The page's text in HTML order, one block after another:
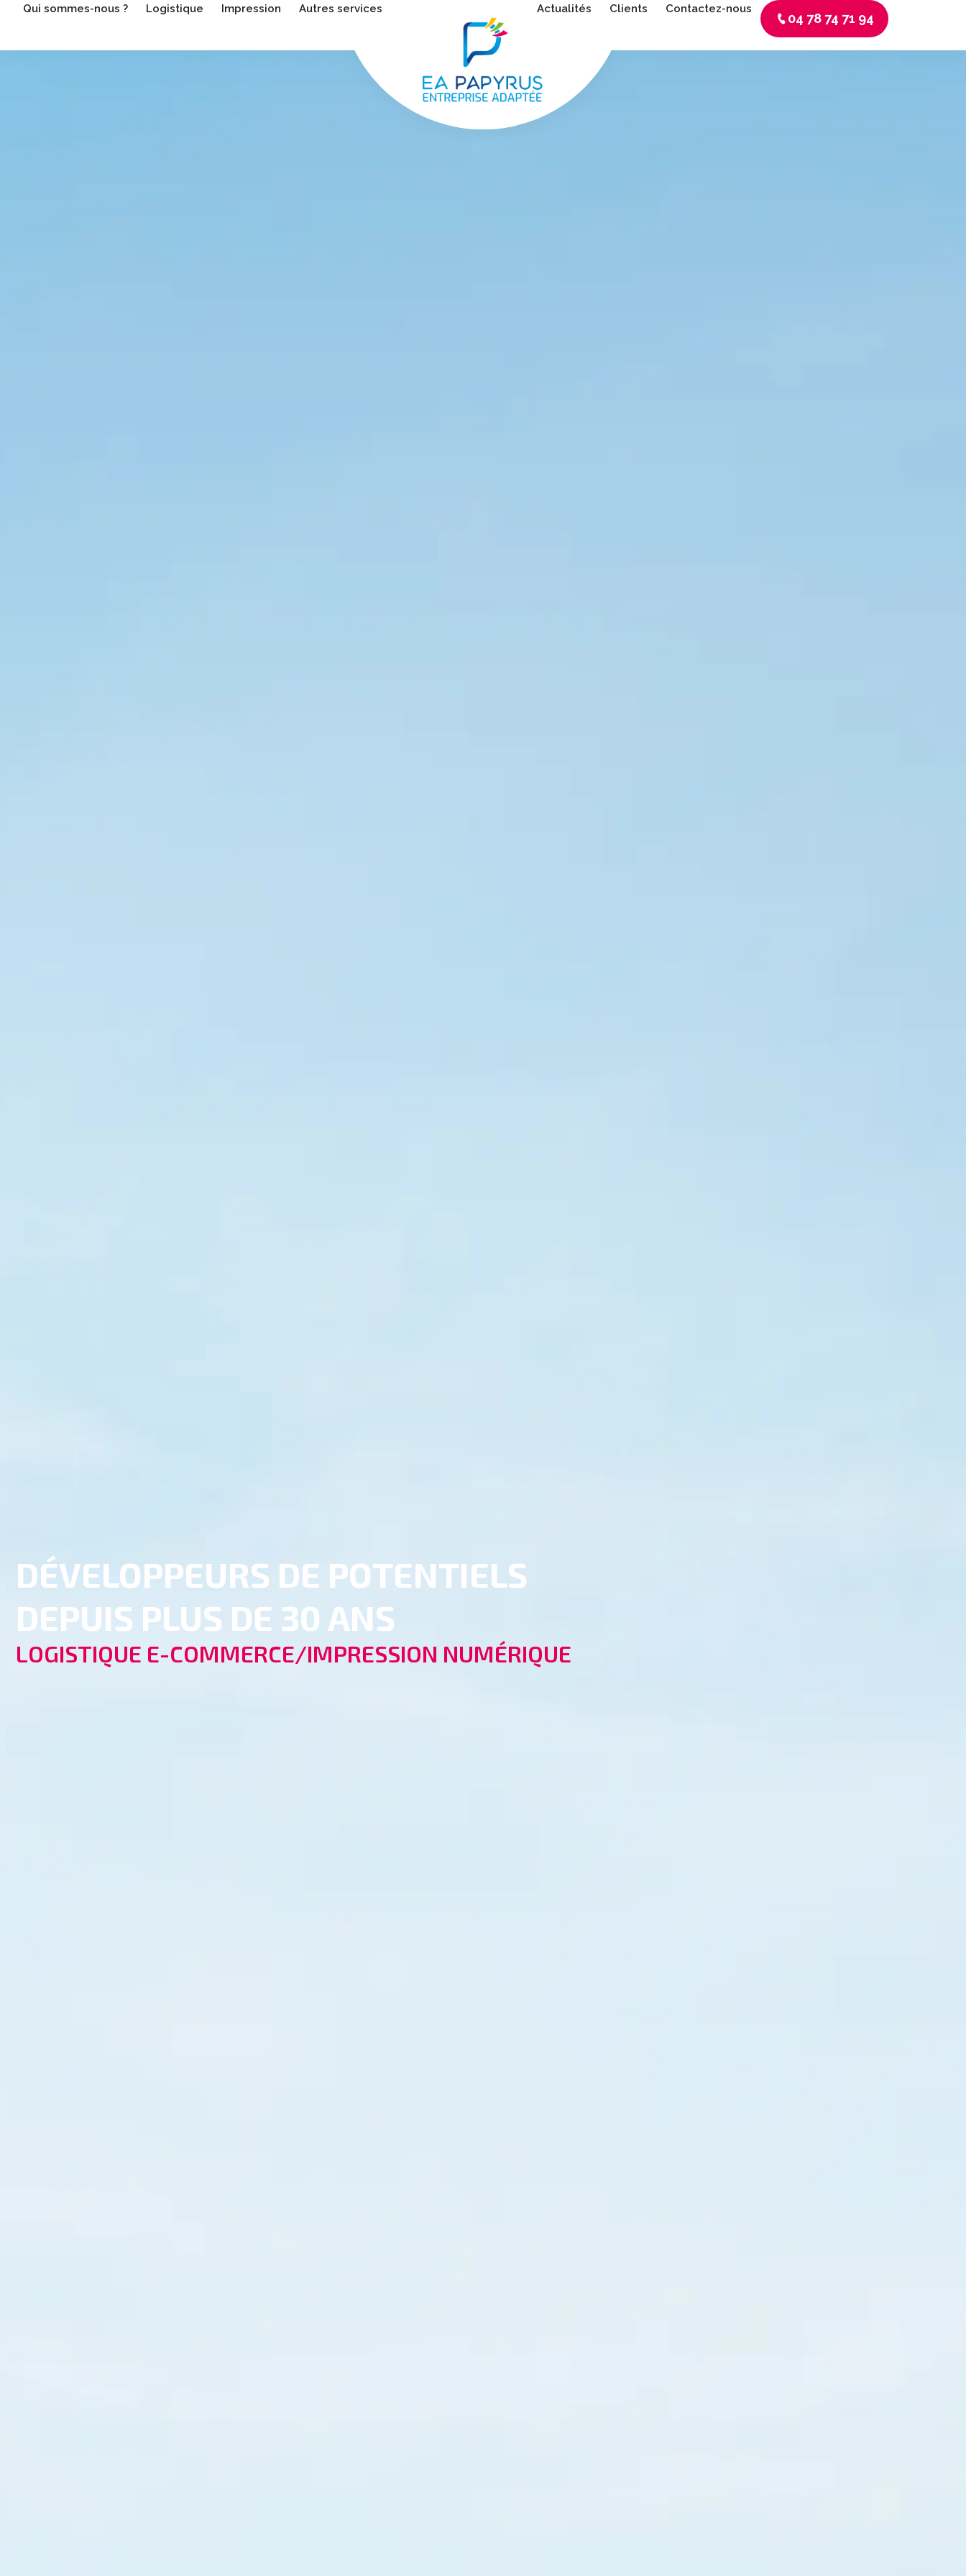
Qui sommes-nous ? Logistique Impression Autres services Actualités Clients Contactez-nous
04 78 74 71 94
DÉVELOPPEURS DE POTENTIELS
DEPUIS PLUS DE 30 ANS
LOGISTIQUE E-COMMERCE/IMPRESSION NUMÉRIQUE